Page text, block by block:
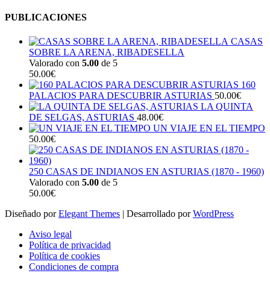
PUBLICACIONES
CASAS
SOBRE LA ARENA, RIBADESELLA
Valorado con 5.00 de 5
50.00€
160
PALACIOS PARA DESCUBRIR ASTURIAS 50.00€
LA QUINTA
DE SELGAS, ASTURIAS 48.00€
UN VIAJE EN EL TIEMPO
50.00€
250 CASAS DE INDIANOS EN ASTURIAS (1870 - 1960)
Valorado con 5.00 de 5
50.00€
Diseñado porElegant Themes | Desarrollado porWordPress
Aviso legal
Política de privacidad
Política de cookies
Condiciones de compra